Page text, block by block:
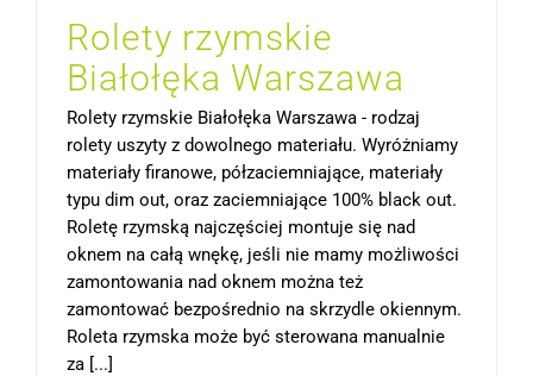
Rolety rzymskie
Białołęka Warszawa
Rolety rzymskie Białołęka Warszawa - rodzaj
rolety uszyty z dowolnego materiału. Wyróżniamy
materiały firanowe, półzaciemniające, materiały
typu dim out, oraz zaciemniające 100% black out.
Roletę rzymską najczęściej montuje się nad
oknem na całą wnękę, jeśli nie mamy możliwości
zamontowania nad oknem można też
zamontować bezpośrednio na skrzydle okiennym.
Roleta rzymska może być sterowana manualnie
za [...]